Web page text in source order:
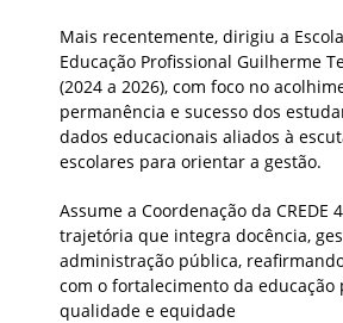
Mais recentemente, dirigiu a
Educação Profissional Guilherme
(2024 a 2026), com foco no
permanência e sucesso dos
dados educacionais aliados à
escolares para orientar a gestão.
Assume a Coordenação da CREDE
trajetória que integra docência,
administração pública,
com o fortalecimento da educação
qualidade e equidade